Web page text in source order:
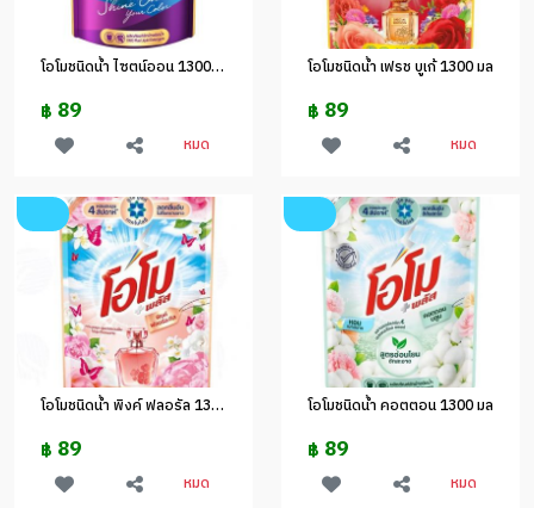
โอโมชนิดน้ำ ไซตน์ออน 1300 มล
฿ 89
หมด
โอโมชนิดน้ำ เฟรช บูเก้ 1300 มล
฿ 89
หมด
โอโมชนิดน้ำ พิงค์ ฟลอรัล 1300 มล
฿ 89
หมด
โอโมชนิดน้ำ คอตตอน 1300 มล
฿ 89
หมด